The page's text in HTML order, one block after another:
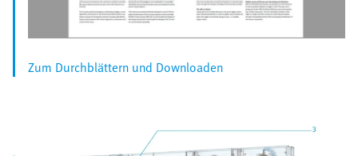
Zum Durchblättern und Downloaden